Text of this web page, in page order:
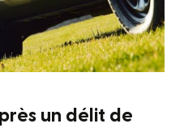
un délit de